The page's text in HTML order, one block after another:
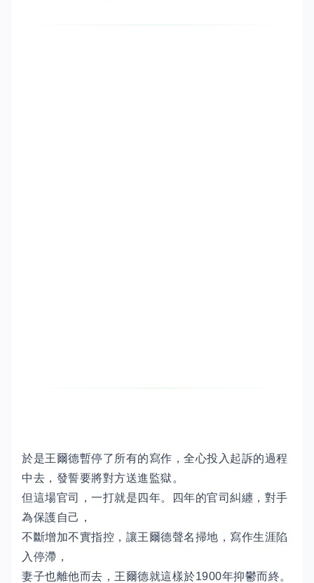
於是王爾德暫停了所有的寫作，全心投入起訴的過程
中去，發誓要將對方送進監獄。
但這場官司，一打就是四年。四年的官司糾纏，對手
為保護自己，
不斷增加不實指控，讓王爾德聲名掃地，寫作生涯陷
入停滯，
妻子也離他而去，王爾德就這樣於1900年抑鬱而終。